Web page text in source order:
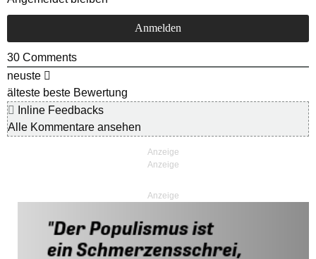
30 Comments
neuste
älteste beste Bewertung
Inline Feedbacks
Alle Kommentare ansehen
Anzeige